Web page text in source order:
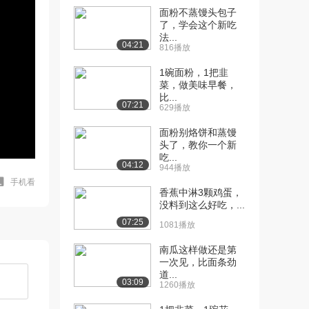
手机看
04:21
面粉不蒸馒头包子
了，学会这个新吃
法...
816播放
07:21
1碗面粉，1把韭
菜，做美味早餐，
比...
629播放
04:12
面粉别烙饼和蒸馒
头了，教你一个新
吃...
944播放
07:25
香蕉中淋3颗鸡蛋，
没料到这么好吃，...
1081播放
03:09
南瓜这样做还是第
一次见，比面条劲
道...
1260播放